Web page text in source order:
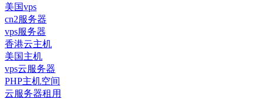
美国vps
cn2服务器
vps服务器
香港云主机
美国主机
vps云服务器
PHP主机空间
云服务器租用